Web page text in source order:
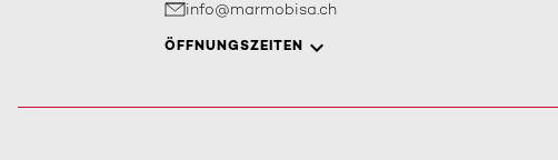
info@marmobisa.ch
ÖFFNUNGSZEITEN